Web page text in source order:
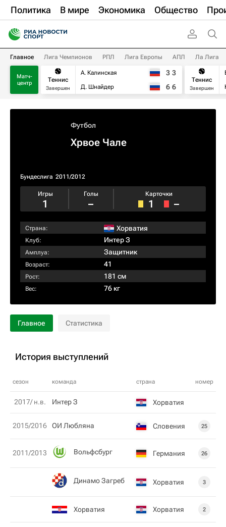
Политика В мире Экономика Общество
Главное Лига Чемпионов РПЛ Лига Европы АПЛ Ла Лига
Матч-
центр
Теннис
Завершен
А. Калинская
Д. Шнайдер
3 3
6 6
Теннис
Завершен
Футбол
Хрвое Чале
Бундеслига 2011/2012
Игры
1
Голы
–
Карточки
1 –
Страна: Хорватия
Клуб: Интер З
Амплуа: Защитник
Возраст: 41
Рост: 181 см
Вес: 76 кг
Главное Статистика
История выступлений
сезон команда страна номер
2017/ н.в. Интер З Хорватия
2015/2016 ОИ Любляна Словения 25
2011/2013 Вольфсбург Германия 26
Динамо Загреб Хорватия 3
Хорватия Хорватия 2